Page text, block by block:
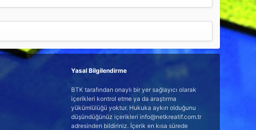
Yasal Bilgilendirme
BTK tarafından onaylı bir yer sağlayıcı olarak
içerikleri kontrol etme ya da araştırma
yükümlülüğü yoktur. Hukuka aykırı olduğunu
düşündüğünüz içerikleri info@netkreatif.com.tr
adresinden bildiriniz. İçerik en kısa sürede